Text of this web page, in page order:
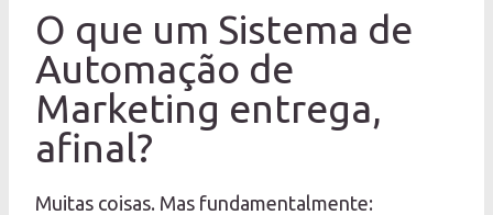
O que um Sistema de
Automação de
Marketing entrega,
afinal?
Muitas coisas. Mas fundamentalmente: